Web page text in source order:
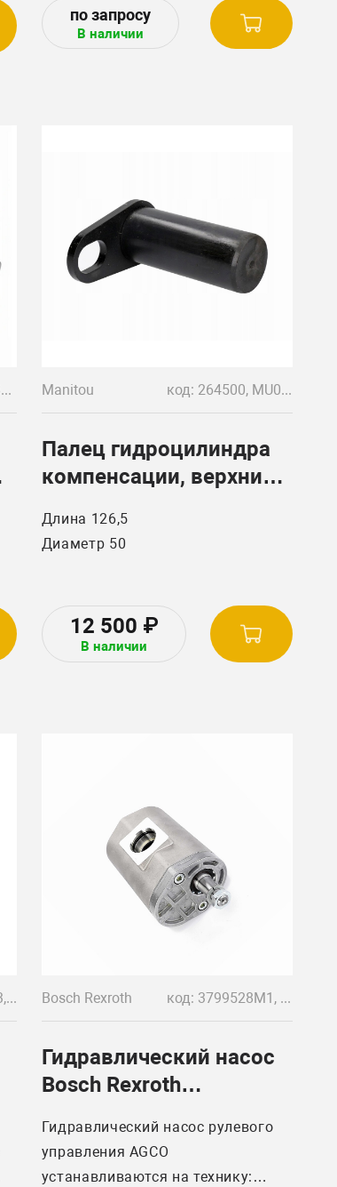
Eaton 78453-LAV, 70453-LBG, Buhler
DRS/52L
70423-611 Piston Block (блок
В наличии
код: 267225, 268995 Manitou код: 264500, MU007
Палец гидроцилиндра
компенсации, верхний
264500 (MU007)
Длина 126,5
Диаметр 50
12 500 ₽
В наличии
код: R909432163, 52508.0403 Bosch Rexroth код: 3799528M1, 13618001M3, 3799411M2, 0510990074, 0510990074, R918C00028, Rexroth 0510990074, 0 510 990 074
Гидравлический насос
Bosch Rexroth
0510990074,
R918C00028
Гидравлический насос рулевого
управления AGCO
устанавливаются на технику: